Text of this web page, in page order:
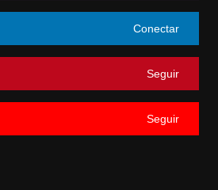
Conectar
Seguir
Seguir